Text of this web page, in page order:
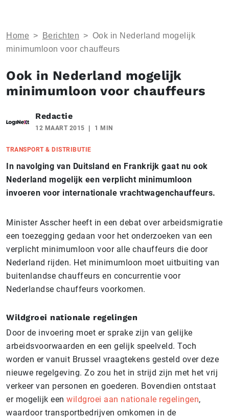
Home > Berichten > Ook in Nederland mogelijk
minimumloon voor chauffeurs
Ook in Nederland mogelijk
minimumloon voor chauffeurs
Redactie
12 MAART 2015 1 MIN
TRANSPORT & DISTRIBUTIE
In navolging van Duitsland en Frankrijk gaat nu ook
Nederland mogelijk een verplicht minimumloon
invoeren voor internationale vrachtwagenchauffeurs.
Minister Asscher heeft in een debat over arbeidsmigratie
een toezegging gedaan voor het onderzoeken van een
verplicht minimumloon voor alle chauffeurs die door
Nederland rijden. Het minimumloon moet uitbuiting van
buitenlandse chauffeurs en concurrentie voor
Nederlandse chauffeurs voorkomen.
Wildgroei nationale regelingen
Door de invoering moet er sprake zijn van gelijke
arbeidsvoorwaarden en een gelijk speelveld. Toch
worden er vanuit Brussel vraagtekens gesteld over deze
nieuwe regelgeving. Zo zou het in strijd zijn met het vrij
verkeer van personen en goederen. Bovendien ontstaat
er mogelijk een wildgroei aan nationale regelingen,
waardoor transportbedrijven omkomen in de